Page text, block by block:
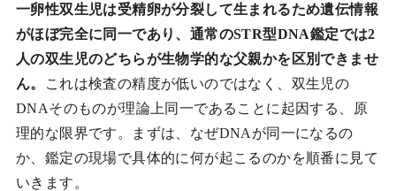
一卵性双生児は受精卵が分裂して生まれるため遺伝情報
がほぼ完全に同一であり、通常のSTR型DNA鑑定では2
人の双生児のどちらが生物学的な父親かを区別できませ
ん。
これは検査の精度が低いのではなく、双生児の
DNAそのものが理論上同一であることに起因する、原
理的な限界です。まずは、なぜDNAが同一になるの
か、鑑定の現場で具体的に何が起こるのかを順番に見て
いきます。